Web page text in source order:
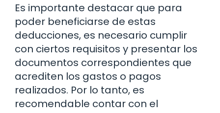
Es importante destacar que para
poder beneficiarse de estas
deducciones, es necesario cumplir
con ciertos requisitos y presentar los
documentos correspondientes que
acrediten los gastos o pagos
realizados. Por lo tanto, es
recomendable contar con el